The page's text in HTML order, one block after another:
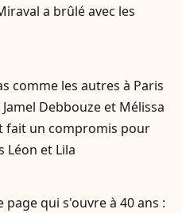
a brûlé avec les
comme les autres à Paris
Debbouze et Mélissa
fait un compromis pour
Léon et Lila
page qui s'ouvre à 40 ans :